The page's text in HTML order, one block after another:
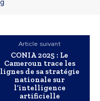
Article suivant
CONIA 2025 : Le
Cameroun trace les
lignes de sa stratégie
nationale sur
l’intelligence
artificielle